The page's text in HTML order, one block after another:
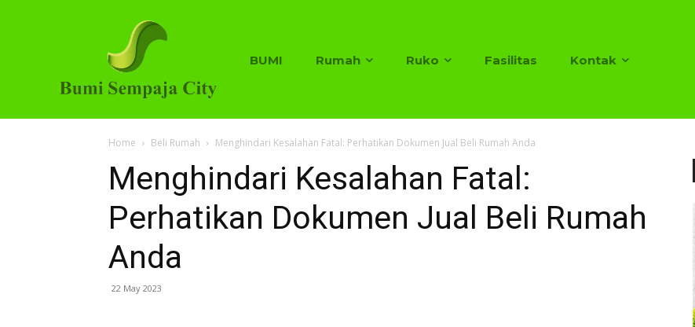
BUMI Rumah Ruko Fasilitas Kontak
Home Beli Rumah Menghindari Kesalahan Fatal: Perhatikan Dokumen Jual Beli Rumah Anda
Menghindari Kesalahan Fatal:
Perhatikan Dokumen Jual Beli Rumah
Anda
22 May 2023